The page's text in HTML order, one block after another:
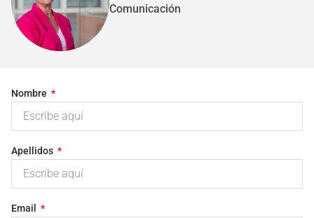
Comunicación
Nombre
Apellidos
Email